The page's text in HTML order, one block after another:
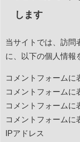
します
当サイトでは、訪問
に、以下の個人情報
コメントフォームに
コメントフォームに
コメントフォームに
コメントフォームに
IPアドレス